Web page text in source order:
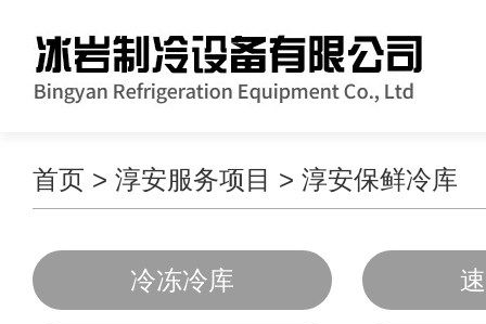
首页 > 淳安服务项目 > 淳安保鲜冷库
冷冻冷库